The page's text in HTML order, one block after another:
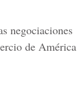
negociaciones
de América